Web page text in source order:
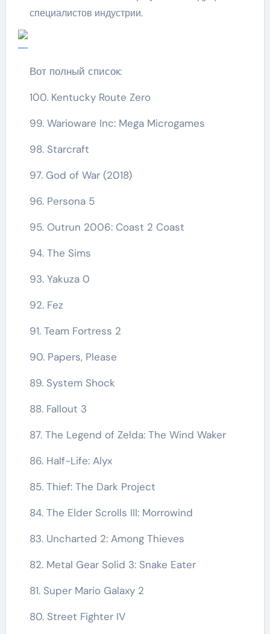
специалистов индустрии.
Вот полный список:
100. Kentucky Route Zero
99. Warioware Inc: Mega Microgames
98. Starcraft
97. God of War (2018)
96. Persona 5
95. Outrun 2006: Coast 2 Coast
94. The Sims
93. Yakuza 0
92. Fez
91. Team Fortress 2
90. Papers, Please
89. System Shock
88. Fallout 3
87. The Legend of Zelda: The Wind Waker
86. Half-Life: Alyx
85. Thief: The Dark Project
84. The Elder Scrolls III: Morrowind
83. Uncharted 2: Among Thieves
82. Metal Gear Solid 3: Snake Eater
81. Super Mario Galaxy 2
80. Street Fighter IV